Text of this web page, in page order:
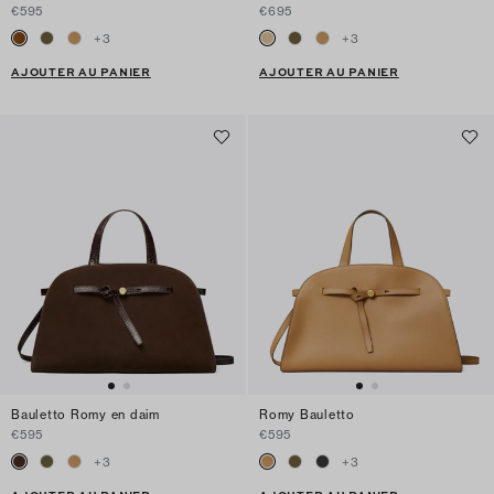
€595
+3
AJOUTER AU PANIER
€695
+3
AJOUTER AU PANIER
Bauletto Romy en daim
€595
+3
Romy Bauletto
€595
+3